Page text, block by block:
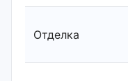
Отделка